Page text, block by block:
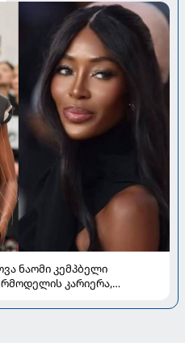
ნაომი კემპბელი
კარიერა,